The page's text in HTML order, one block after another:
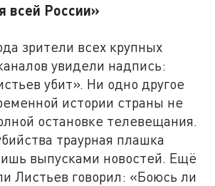
всей России»
зрители всех крупных
увидели надпись:
убит». Ни одно другое
истории страны не
остановке телевещания.
траурная плашка
выпусками новостей. Ещё
Листьев говорил: «Боюсь ли